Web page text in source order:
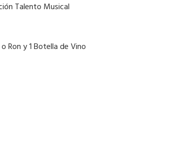
Talento Musical
Ron y 1 Botella de Vino